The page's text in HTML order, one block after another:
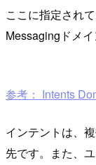
ここに指定され
Messagingドメイ
参考： Intents
インテントは、
先です。また、